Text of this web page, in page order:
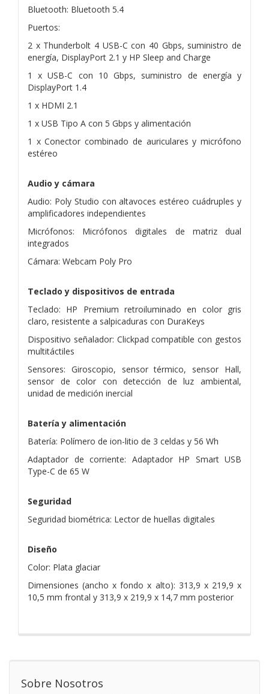
Bluetooth: Bluetooth 5.4
Puertos:
2 x Thunderbolt 4 USB-C con 40 Gbps, suministro de
energía, DisplayPort 2.1 y HP Sleep and Charge
1 x USB-C con 10 Gbps, suministro de energía y
DisplayPort 1.4
1 x HDMI 2.1
1 x USB Tipo A con 5 Gbps y alimentación
1 x Conector combinado de auriculares y micrófono
estéreo
Audio y cámara
Audio: Poly Studio con altavoces estéreo cuádruples y
amplificadores independientes
Micrófonos: Micrófonos digitales de matriz dual
integrados
Cámara: Webcam Poly Pro
Teclado y dispositivos de entrada
Teclado: HP Premium retroiluminado en color gris
claro, resistente a salpicaduras con DuraKeys
Dispositivo señalador: Clickpad compatible con gestos
multitáctiles
Sensores: Giroscopio, sensor térmico, sensor Hall,
sensor de color con detección de luz ambiental,
unidad de medición inercial
Batería y alimentación
Batería: Polímero de ion-litio de 3 celdas y 56 Wh
Adaptador de corriente: Adaptador HP Smart USB
Type-C de 65 W
Seguridad
Seguridad biométrica: Lector de huellas digitales
Diseño
Color: Plata glaciar
Dimensiones (ancho x fondo x alto): 313,9 x 219,9 x
10,5 mm frontal y 313,9 x 219,9 x 14,7 mm posterior
Sobre Nosotros